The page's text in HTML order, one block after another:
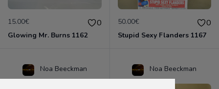
15.00€ 0
Glowing Mr. Burns 1162
50.00€ 0
Stupid Sexy Flanders 1167
Noa Beeckman Noa Beeckman